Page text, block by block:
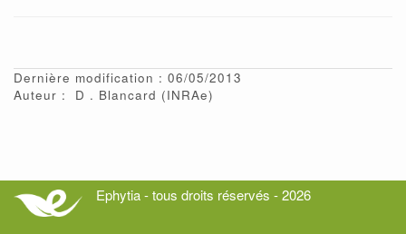
Dernière modification : 06/05/2013
Auteur :
D Blancard (INRAe)
Ephytia - tous droits réservés - 2026